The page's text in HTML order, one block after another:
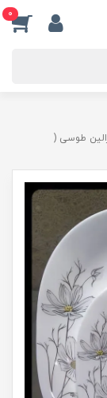
0
طرح ژالین طوسی (